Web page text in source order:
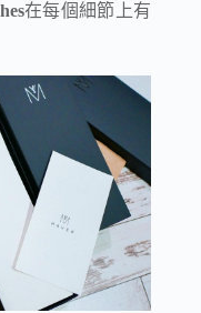
在每個細節上有